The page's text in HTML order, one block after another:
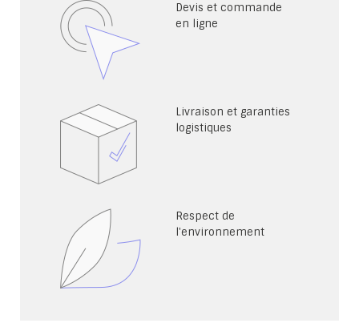
Devis et commande
en ligne
Livraison et garanties
logistiques
Respect de
l'environnement